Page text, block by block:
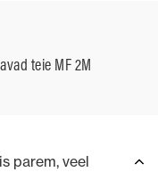
teie MF 2M
parem, veel